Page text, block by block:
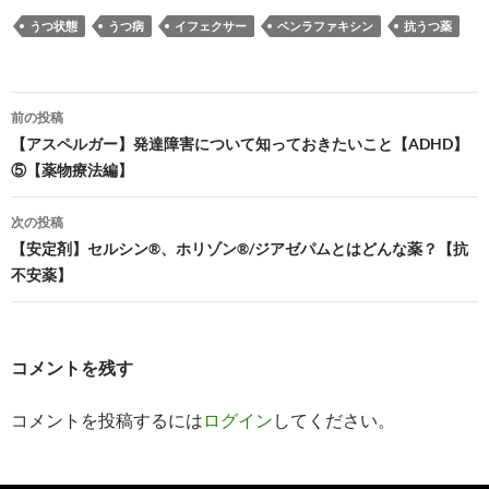
うつ状態 うつ病 イフェクサー ベンラファキシン 抗うつ薬
投
稿
ナ
ビ
ゲ
ー
ョ
ン
前の投稿
【アスペルガー】発達障害について知っておきたいこと【ADHD】
⑤【薬物療法編】
次の投稿
【安定剤】セルシン®、ホリゾン®/ジアゼパムとはどんな薬？【抗
不安薬】
コメントを残す
コメントを投稿するには ログイン してください。